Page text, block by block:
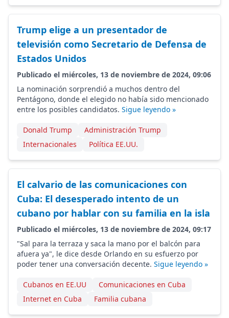
Trump elige a un presentador de
televisión como Secretario de Defensa de
Estados Unidos
Publicado el miércoles, 13 de noviembre de 2024, 09:06
La nominación sorprendió a muchos dentro del
Pentágono, donde el elegido no había sido mencionado
entre los posibles candidatos. Sigue leyendo »
Donald Trump
Administración Trump
Internacionales
Política EE.UU.
El calvario de las comunicaciones con
Cuba: El desesperado intento de un
cubano por hablar con su familia en la isla
Publicado el miércoles, 13 de noviembre de 2024, 09:17
"Sal para la terraza y saca la mano por el balcón para
afuera ya", le dice desde Orlando en su esfuerzo por
poder tener una conversación decente. Sigue leyendo »
Cubanos en EE.UU
Comunicaciones en Cuba
Internet en Cuba
Familia cubana